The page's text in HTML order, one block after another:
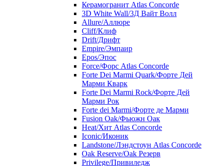
Керамогранит Atlas Concorde
3D White Wall/3Д Вайт Волл
Allure/Аллюрe
Cliff/Клиф
Drift/Дрифт
Empire/Эмпаир
Epos/Эпос
Force/Фoрс Atlas Concorde
Forte Dei Marmi Quark/Форте Дей
Марми Кварк
Forte Dei Marmi Rock/Форте Дей
Марми Рок
Forte dei Marmi/Форте де Марми
Fusion Oak/Фьюжн Оак
Heat/Xит Atlas Concorde
Iconic/Иконик
Landstone/Лэндстоун Atlas Concorde
Oak Reserve/Оak Резepв
Privilege/Привиледж